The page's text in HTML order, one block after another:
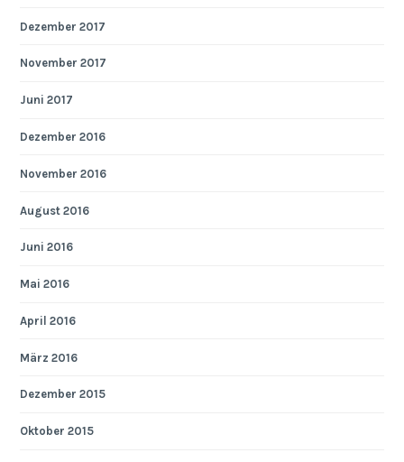
Dezember 2017
November 2017
Juni 2017
Dezember 2016
November 2016
August 2016
Juni 2016
Mai 2016
April 2016
März 2016
Dezember 2015
Oktober 2015